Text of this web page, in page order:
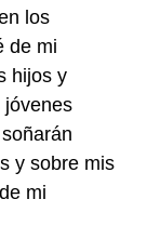
los
de mi
hijos y
jóvenes
y sobre mis
mi